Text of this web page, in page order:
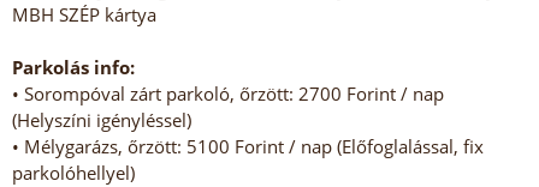
MBH SZÉP kártya
Parkolás info:
• Sorompóval zárt parkoló, őrzött: 2700 Forint / nap
(Helyszíni igényléssel)
• Mélygarázs, őrzött: 5100 Forint / nap (Előfoglalással, fix
parkolóhellyel)